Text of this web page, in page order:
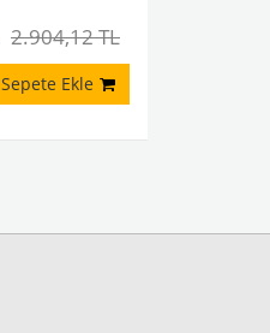
2.904,12 TL
Sepete Ekle